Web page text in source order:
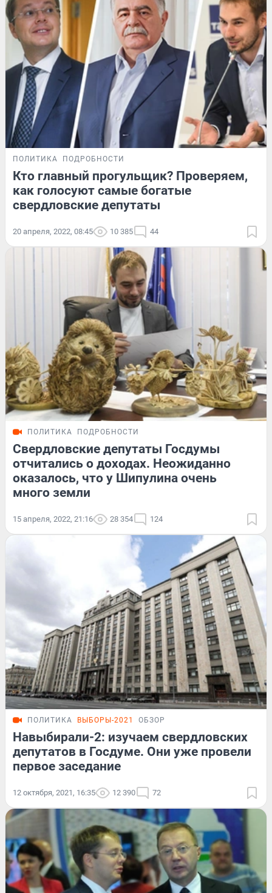
ПОЛИТИКА ПОДРОБНОСТИ
Кто главный прогульщик? Проверяем,
как голосуют самые богатые
свердловские депутаты
20 апреля, 2022, 08:45 10 385 44
ПОЛИТИКА ПОДРОБНОСТИ
Свердловские депутаты Госдумы
отчитались о доходах. Неожиданно
оказалось, что у Шипулина очень
много земли
15 апреля, 2022, 21:16 28 354 124
ПОЛИТИКА ВЫБОРЫ-2021 ОБЗОР
Навыбирали-2: изучаем свердловских
депутатов в Госдуме. Они уже провели
первое заседание
12 октября, 2021, 16:35 12 390 72